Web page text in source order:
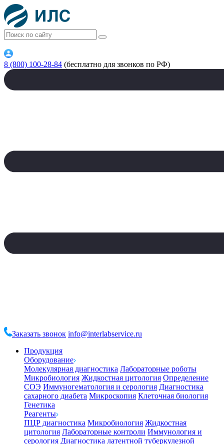
8 (800) 100-28-84 (бесплатно для звонков по РФ)
Заказать звонок info@interlabservice.ru
Продукция
Оборудование
Молекулярная диагностика Лабораторные роботы
Микробиология Жидкостная цитология Определение
СОЭ Иммуногематология и серология Диагностика
сахарного диабета Микроскопия Клеточная биология
Генетика
Реагенты
ПЦР диагностика Микробиология Жидкостная
цитология Лабораторные контроли Иммунология и
серология Диагностика латентной туберкулезной